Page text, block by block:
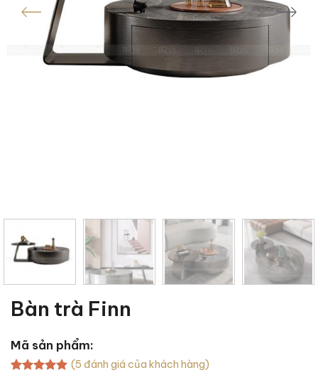
Bàn trà Finn
Mã sản phẩm:
(5 đánh giá của khách hàng)